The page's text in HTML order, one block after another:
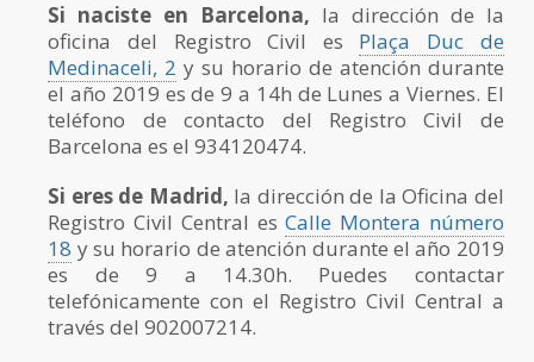
Si naciste en Barcelona, la dirección de la
oficina del Registro Civil es Plaça Duc de
Medinaceli, 2 y su horario de atención durante
el año 2019 es de 9 a 14h de Lunes a Viernes. El
teléfono de contacto del Registro Civil de
Barcelona es el 934120474.
Si eres de Madrid, la dirección de la Oficina del
Registro Civil Central esCalle Montera número
18 y su horario de atención durante el año 2019
es de 9 a 14.30h. Puedes contactar
telefónicamente con el Registro Civil Central a
través del 902007214.